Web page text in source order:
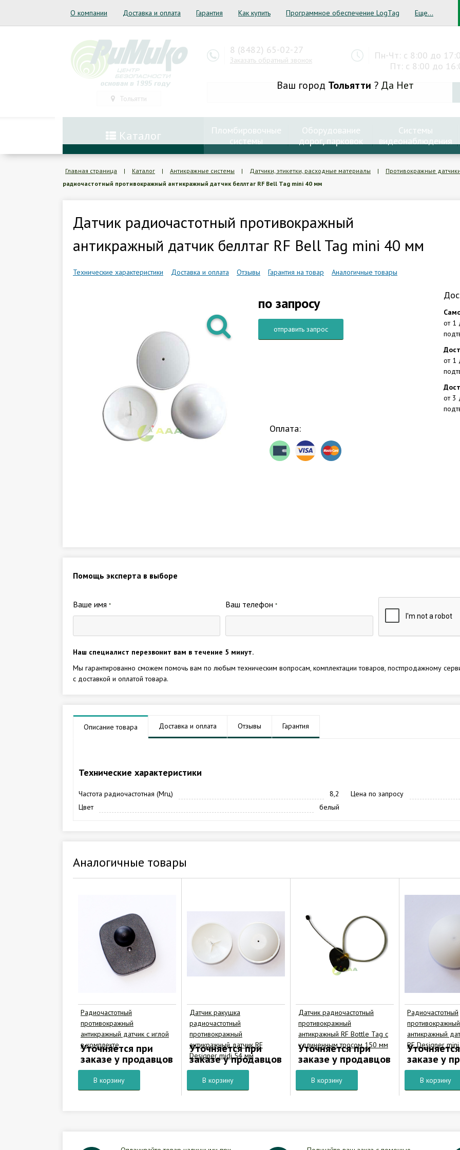
О компании Доставка и оплата Гарантия Как купить Программное обеспечение LogTag Еще...
Тольятти
Ваш город Тольятти ? Да Нет
8 (8482) 65-02-27
Заказать обратный звонок
Пн-Чт: с 8:00 до
Пт: с 8:00 до
Каталог
Пломбировочные
системы
Оборудование
дорог, парковок
Системы
видеонаблюдения
Главная страница | Каталог | Антикражные системы | Датчики, этикетки, расходные материалы |
Противокражные
радиочастотный противокражный антикражный датчик беллтаг RF Bell Tag mini 40 мм
Датчик радиочастотный противокражный
антикражный датчик беллтаг RF Bell Tag mini 40 мм
Технические характеристики Доставка и оплата Отзывы Гарантия на товар Аналогичные товары
по запросу
отправить запрос
от 1
от 1
от 3
Оплата:
Помощь эксперта в выборе
Ваше имя * Ваш телефон*
Наш специалист перезвонит вам в течение 5 минут.
Мы гарантированно сможем помочь вам по любым техническим вопросам, комплектации товаров, постпродажному
с доставкой и оплатой товара.
Описание товара Доставка и оплата Отзывы Гарантия
Технические характеристики
Частота радиочастотная (Мгц) 8,2
Цена по запросу
Цвет
белый
Аналогичные товары
Радиочастотный
противокражный
антикражный датчик с иглой
в комплекте
Уточняется при
заказе у продавцов
В корзину
Датчик ракушка
радиочастотный
противокражный
антикражный датчик RF
Designer midi 54 мм
Уточняется при
заказе у продавцов
В корзину
Датчик радиочастотный
противокражный
антикражный RF Bottle Tag с
удлиненным тросом 150 мм
Уточняется при
заказе у продавцов
В корзину
Радиочастотный
противокражный
антикражный
RF Designer
заказе у
В корзину